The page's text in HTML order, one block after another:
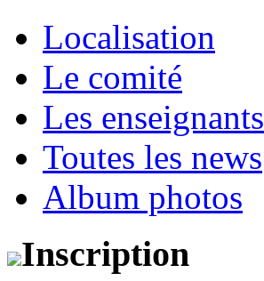
Localisation
Le comité
Les enseignants
Toutes les news
Album photos
Inscription